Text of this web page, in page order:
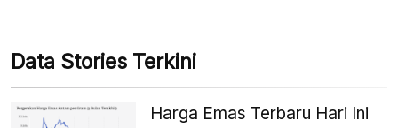
Data Stories Terkini
Harga Emas Terbaru Hari Ini